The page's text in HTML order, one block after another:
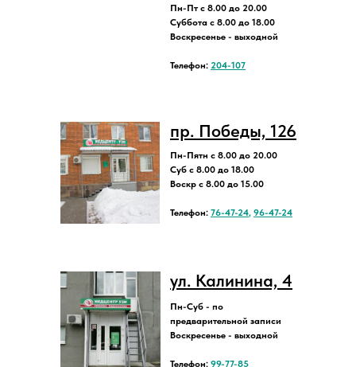
Пн-Пт с 8.00 до 20.00
Суббота с 8.00 до 18.00
Воскресенье - выходной
Телефон: 204-107
пр. Победы, 126
Пн-Пятн с 8.00 до 20.00
Суб с 8.00 до 18.00
Воскр с 8.00 до 15.00
Телефон: 76-47-24, 96-47-24
ул. Калинина, 4
Пн-Суб - по
предварительной записи
Воскресенье - выходной
Телефон: 99-77-85